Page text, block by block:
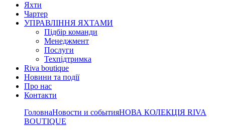
Яхти
Чартер
УПРАВЛІННЯ ЯХТАМИ
Підбір команди
Менеджмент
Послуги
Техпідтримка
Riva boutique
Новини та події
Про нас
Контакти
ГоловнаНовости и событияНОВА КОЛЕКЦІЯ RIVA
BOUTIQUE